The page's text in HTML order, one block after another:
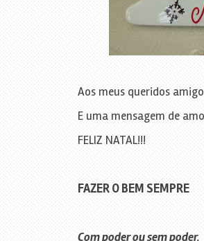
Aos meus queridos
E uma mensagem de
FELIZ NATAL!!!
FAZER O BEM SEMPRE
Com poder ou sem poder,